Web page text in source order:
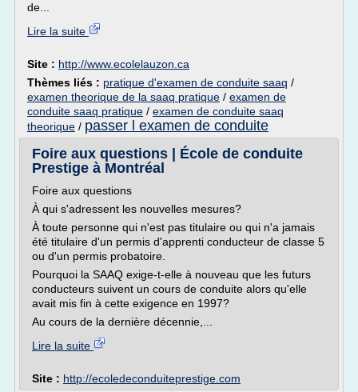
de...
Lire la suite
Site : http://www.ecolelauzon.ca
Thèmes liés : pratique d'examen de conduite saaq /
examen theorique de la saaq pratique / examen de
conduite saaq pratique / examen de conduite saaq
theorique / passer l examen de conduite
Foire aux questions | École de conduite
Prestige à Montréal
Foire aux questions
À qui s'adressent les nouvelles mesures?
À toute personne qui n'est pas titulaire ou qui n'a jamais
été titulaire d'un permis d'apprenti conducteur de classe 5
ou d'un permis probatoire.
Pourquoi la SAAQ exige-t-elle à nouveau que les futurs
conducteurs suivent un cours de conduite alors qu'elle
avait mis fin à cette exigence en 1997?
Au cours de la dernière décennie,...
Lire la suite
Site : http://ecoledeconduiteprestige.com